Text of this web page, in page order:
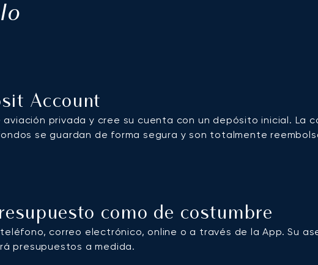
Account
aviación privada y cree su cuenta con un depósito inicial.
se guardan de forma segura y son totalmente
como de costumbre
correo electrónico, online o a través de la App. Su
presupuestos a medida.